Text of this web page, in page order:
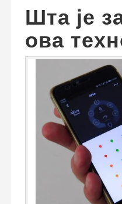
Шта је
ова